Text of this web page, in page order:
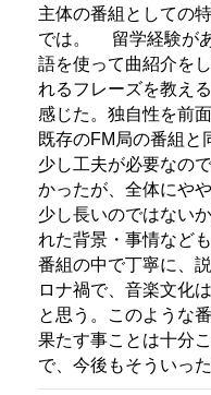
主体の番組としての
では。
留学経験が
語を使って曲紹介を
れるフレーズを教え
感じた。独自性を前
既存のFM局の番組と
少し工夫が必要なので
かったが、全体にや
少し長いのではない
れた背景・事情など
番組の中で丁寧に、
ロナ禍で、音楽文化
と思う。このような
果たす事ことは十分
で、今後もそういっ